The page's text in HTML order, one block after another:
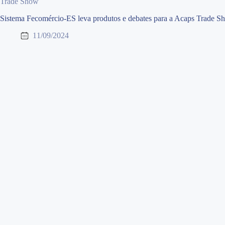
Sistema Fecomércio-ES leva produtos e debates para a Acaps Trade
11/09/2024